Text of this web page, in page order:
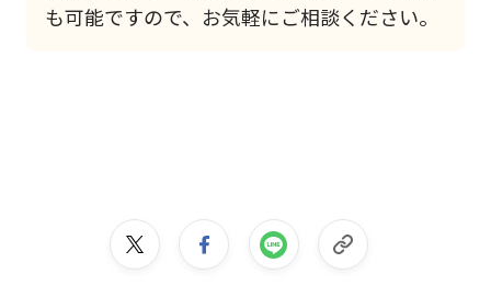
も可能ですので、お気軽にご相談ください。